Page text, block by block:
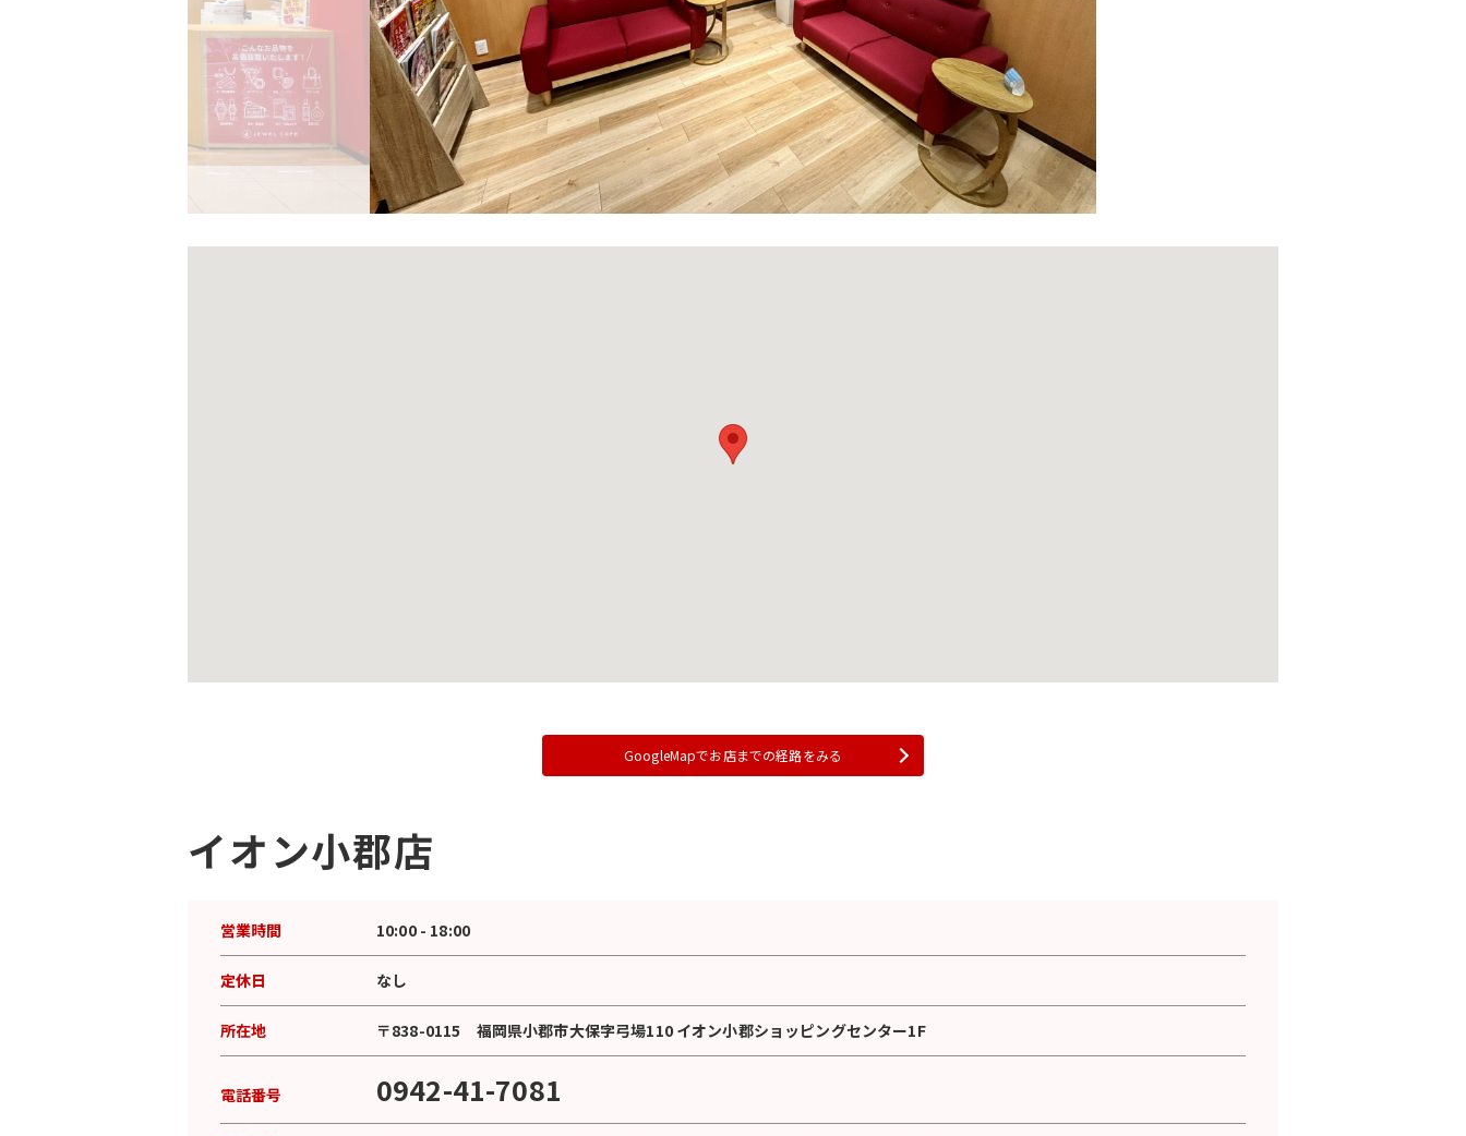
GoogleMapでお店までの経路をみる
イオン小郡店
営業時間 10:00 - 18:00
定休日 なし
所在地 〒838-0115 福岡県小郡市大保字弓場110 イオン小郡ショッピングセンター1F
電話番号 0942-41-7081